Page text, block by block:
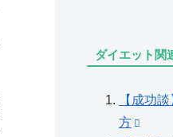
ダイエット関
【成功
方